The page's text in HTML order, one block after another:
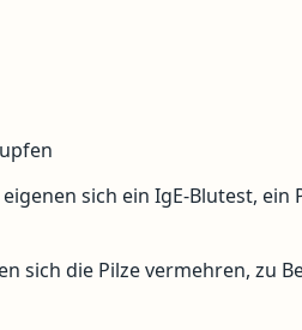
sich ein IgE-Blutest, ein
sich die Pilze vermehren, zu